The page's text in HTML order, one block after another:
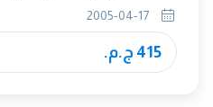
ًللآلات الكهربائية
415 ج.م.